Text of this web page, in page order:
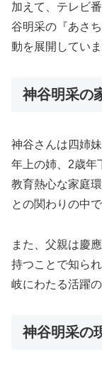
加えて、テレビ
谷明采の『あさ
動を展開していま
神谷明采の
神谷さんは四姉
年上の姉、2歳年
教育熱心な家庭
との関わりの中
また、父親は慶
持つことで知ら
岐にわたる活躍
神谷明采の